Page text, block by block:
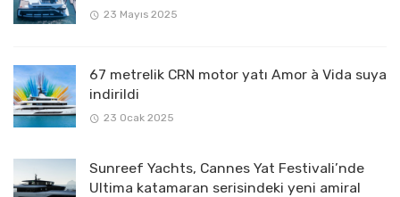
23 Mayıs 2025
67 metrelik CRN motor yatı Amor à Vida suya
indirildi
23 Ocak 2025
Sunreef Yachts, Cannes Yat Festivali’nde
Ultima katamaran serisindeki yeni amiral